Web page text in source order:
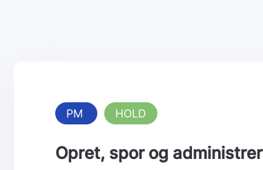
PM HOLD
Opret, spor og administrer